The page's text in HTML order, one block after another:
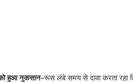
को हुआ नुकसान-रूस लंबे समय से दावा करता